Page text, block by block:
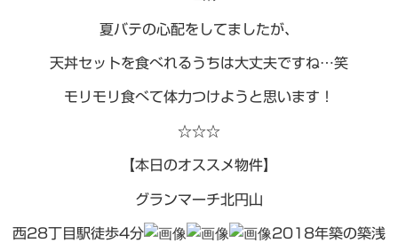
夏バテの心配をしてましたが、
天丼セットを食べれるうちは大丈夫ですね…笑
モリモリ食べて体力つけようと思います！
☆☆☆
【本日のオススメ物件】
グランマーチ北円山
西28丁目駅徒歩4分
2018年築の築浅